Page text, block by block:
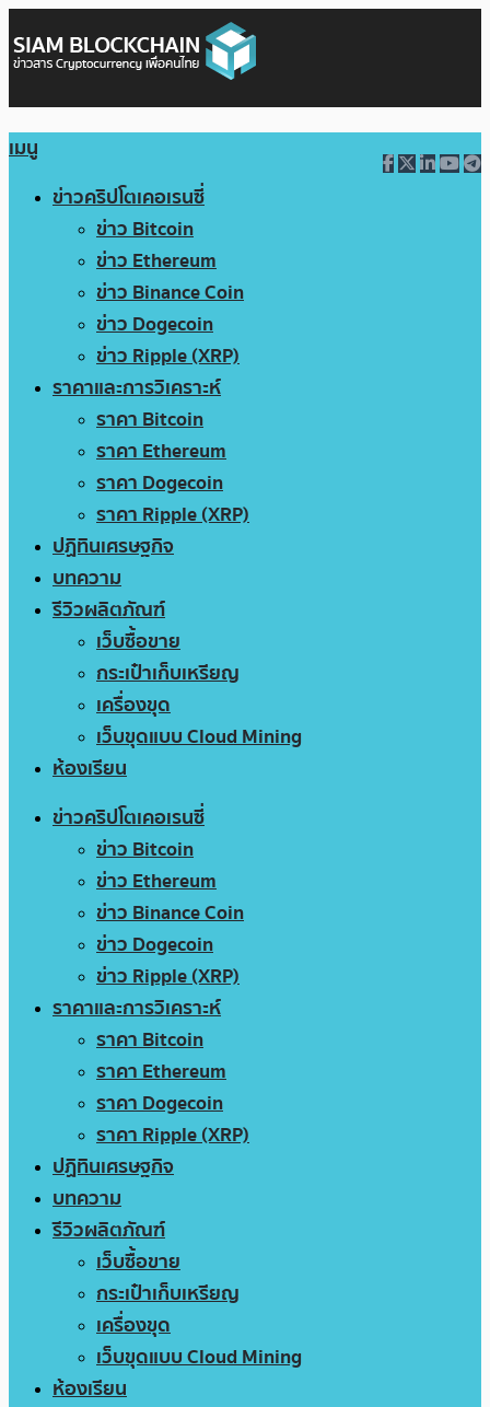
เมนู
ข่าวคริปโตเคอเรนซี่
ข่าว Bitcoin
ข่าว Ethereum
ข่าว Binance Coin
ข่าว Dogecoin
ข่าว Ripple (XRP)
ราคาและการวิเคราะห์
ราคา Bitcoin
ราคา Ethereum
ราคา Dogecoin
ราคา Ripple (XRP)
ปฏิทินเศรษฐกิจ
บทความ
รีวิวผลิตภัณฑ์
เว็บซื้อขาย
กระเป๋าเก็บเหรียญ
เครื่องขุด
เว็บขุดแบบ Cloud Mining
ห้องเรียน
ข่าวคริปโตเคอเรนซี่
ข่าว Bitcoin
ข่าว Ethereum
ข่าว Binance Coin
ข่าว Dogecoin
ข่าว Ripple (XRP)
ราคาและการวิเคราะห์
ราคา Bitcoin
ราคา Ethereum
ราคา Dogecoin
ราคา Ripple (XRP)
ปฏิทินเศรษฐกิจ
บทความ
รีวิวผลิตภัณฑ์
เว็บซื้อขาย
กระเป๋าเก็บเหรียญ
เครื่องขุด
เว็บขุดแบบ Cloud Mining
ห้องเรียน